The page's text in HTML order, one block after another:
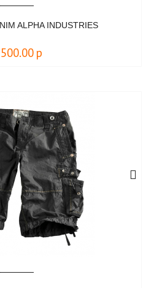
ALPHA INDUSTRIES
р